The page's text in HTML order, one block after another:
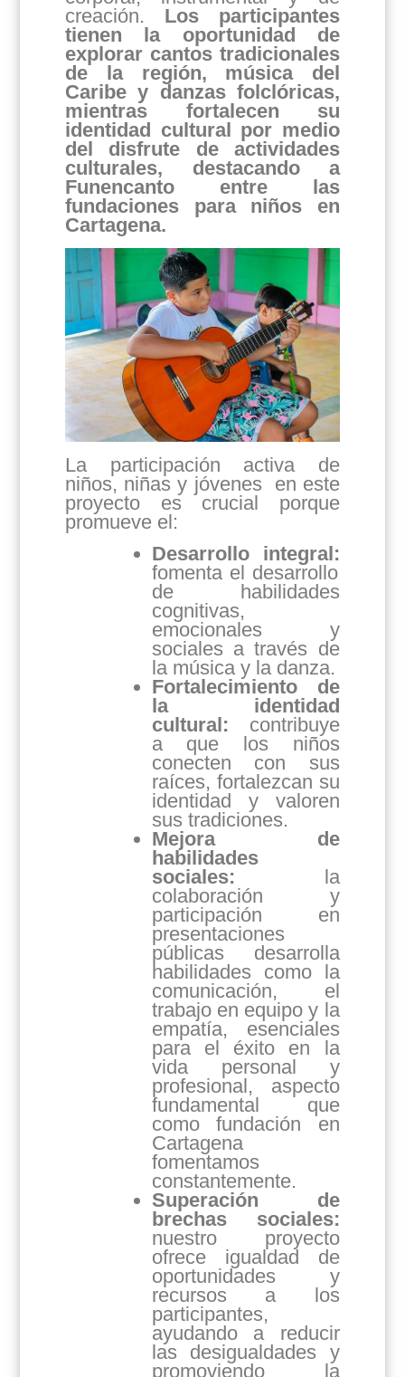
creación. Los participantes
tienen la oportunidad de
explorar cantos tradicionales
de la región, música del
Caribe y danzas folclóricas,
mientras fortalecen su
identidad cultural por medio
del disfrute de actividades
culturales, destacando a
Funencanto entre las
fundaciones para niños en
Cartagena.
La participación activa de
niños, niñas y jóvenes en este
proyecto
es crucial porque
promueve el:
Desarrollo integral:
fomenta el desarrollo
de habilidades
cognitivas,
emocionales y
sociales a través de
la música y la danza.
Fortalecimiento de
la identidad
cultural: contribuye
a que los niños
conecten con sus
raíces, fortalezcan su
identidad y valoren
sus tradiciones.
Mejora de
habilidades
sociales: la
colaboración y
participación en
presentaciones
públicas desarrolla
habilidades como la
comunicación, el
trabajo en equipo y la
empatía, esenciales
para el éxito en la
vida personal y
profesional, aspecto
fundamental que
como fundación en
Cartagena
fomentamos
constantemente.
Superación de
brechas sociales:
nuestro proyecto
ofrece igualdad de
oportunidades y
recursos a los
participantes,
ayudando a reducir
las desigualdades y
promoviendo la